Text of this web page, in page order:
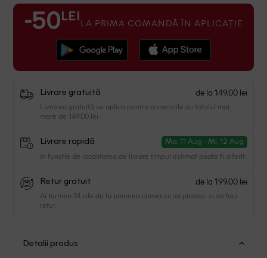
-50 LEI LA PRIMA COMANDĂ ÎN APLICAȚIE
Livrare gratuită de la 149.00 lei
Livrarea gratuită se aplica pentru comenzile cu totalul mai
mare de 149.00 lei
Livrare rapidă Ma, 11 Aug - Mi, 12 Aug
In functie de localitatea de livrare timpul estimat poate fi diferit.
Retur gratuit de la 199.00 lei
Ai termen 14 zile de la primirea comenzii sa probezi si sa faci
retur.
Detalii produs